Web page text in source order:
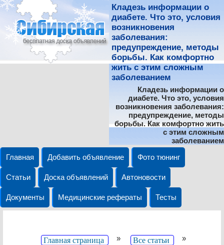
Кладезь информации о
диабете. Что это, условия
возникновения
заболевания:
предупреждение, методы
борьбы. Как комфортно
жить с этим сложным
заболеванием
Кладезь информации о
диабете. Что это, условия
возникновения заболевания:
предупреждение, методы
борьбы. Как комфортно жить
с этим сложным
заболеванием
Главная
Добавить объявление Фото тюнинг
Статьи Доска объявлений Автоновости
Документы Медицинские рефераты Тесты
Главная страница » Все статьи »